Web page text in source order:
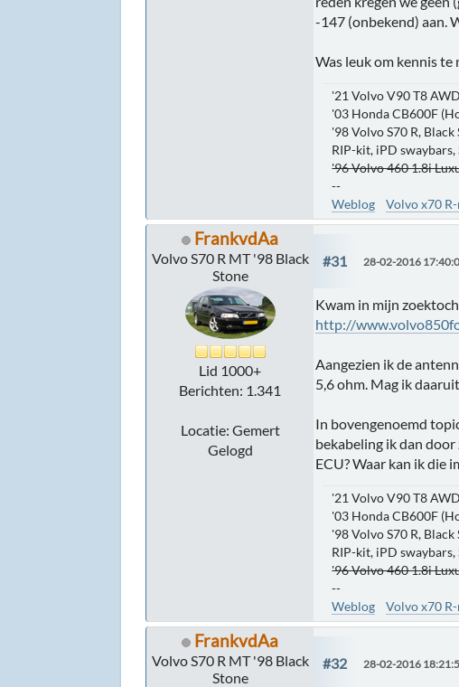
-147 (onbekend) aan.
Was leuk om kennis
'21 Volvo V90 T8
'03 Honda CB600F
'98 Volvo S70 R,
RIP-kit, iPD
'96 Volvo 460 1.8i
--
Weblog
Volvo x70
FrankvdAa
Volvo S70 R MT '98 Black
Stone
Lid 1000+
Berichten: 1.341
Locatie: Gemert
Gelogd
#31 28-02-2016
Kwam in mijn
http://
Aangezien ik de
5,6 ohm. Mag ik
In bovengenoemd
bekabeling ik dan
ECU? Waar kan ik die
'21 Volvo V90 T8
'03 Honda CB600F
'98 Volvo S70 R,
RIP-kit, iPD
'96 Volvo 460 1.8i
--
Weblog
Volvo x70
FrankvdAa
Volvo S70 R MT '98 Black
Stone
#32 28-02-2016